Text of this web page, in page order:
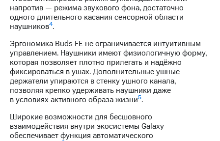
напротив — режима звукового фона, достаточно
одного длительного касания сенсорной области
наушников4.
Эргономика Buds FE не ограничивается интуитивным
управлением. Наушники имеют физиологичную форму,
которая позволяет плотно прилегать и надёжно
фиксироваться в ушах. Дополнительные ушные
держатели упираются в стенку ушного канала,
позволяя крепко удерживать наушники даже
в условиях активного образа жизни5.
Широкие возможности для бесшовного
взаимодействия внутри экосистемы Galaxy
обеспечивает функция автоматического